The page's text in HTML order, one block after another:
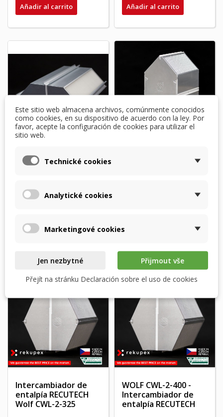
Añadir al carrito Añadir al carrito
copy of
Intercambiador de
769,63 $
entálpico Wolf CWL-
Intercambiador de
entalpía RECUTECH
Wolf CWL-2-325
WOLF CWL-2-400 -
Intercambiador de
entalpía RECUTECH
Este sitio web almacena archivos, comúnmente conocidos
como cookies, en su dispositivo de acuerdo con la ley. Por
favor, acepte la configuración de cookies para utilizar el
sitio web.
Technické cookies
Analytické cookies
Marketingové cookies
Jen nezbytné
Přijmout vše
Přejít na stránku Declaración sobre el uso de cookies